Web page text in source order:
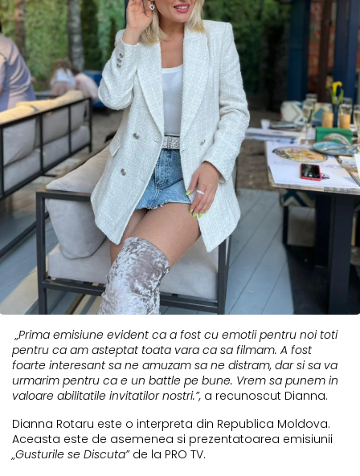
„Prima emisiune evident ca a fost cu emotii pentru noi toti
pentru ca am asteptat toata vara ca sa filmam. A fost
foarte interesant sa ne amuzam sa ne distram, dar si sa va
urmarim pentru ca e un battle pe bune. Vrem sa punem in
valoare abilitatile invitatilor nostri.”, a recunoscut Dianna.
Dianna Rotaru este o interpreta din Republica Moldova.
Aceasta este de asemenea si prezentatoarea emisiunii
„Gusturile se Discuta”de la PRO TV.